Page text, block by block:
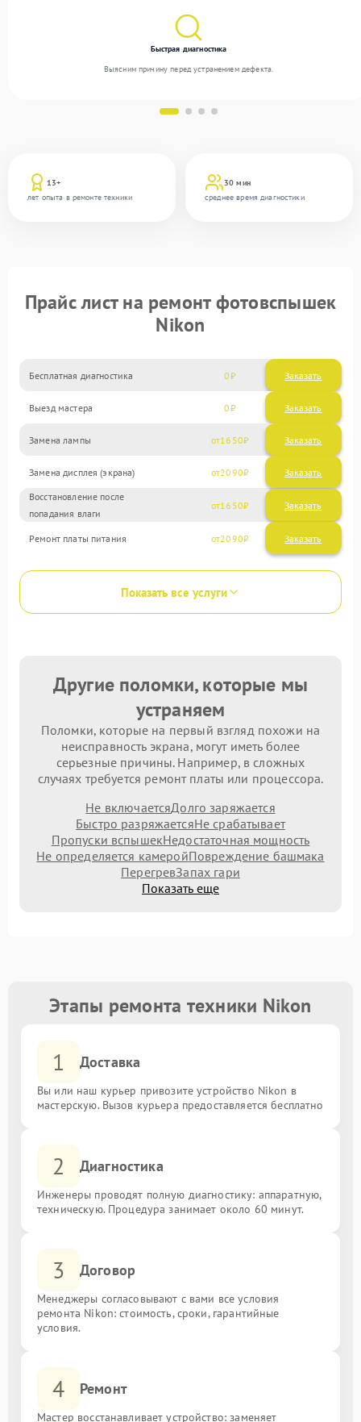
13+
лет опыта в ремонте техники
30 мин
среднее время диагностики
Быстрая диагностика
Выясним причину перед устранением дефекта.
Прайс лист на ремонт фотовспышек
Nikon
Бесплатная диагностика 0 Заказать
Выезд мастера 0 Заказать
Замена лампы 1650
Замена дисплея (экрана) 2090
Восстановление после
попадания влаги
1650
Ремонт платы питания 2090
Показать все услуги
Другие поломки, которые мы
устраняем
Поломки, которые на первый взгляд похожи на
неисправность экрана, могут иметь более
серьезные причины. Например, в сложных
случаях требуется ремонт платы или процессора.
Не включаетсяДолго заряжается
Быстро разряжаетсяНе срабатывает
Пропуски вспышекНедостаточная мощность
Не определяется камеройПовреждение башмака
ПерегревЗапах гари
Показать еще
Этапы ремонта техники Nikon
1 Доставка
Вы или наш курьер привозите устройство Nikon в
мастерскую. Вызов курьера предоставляется бесплатно
2 Диагностика
Инженеры проводят полную диагностику: аппаратную,
техническую. Процедура занимает около 60 минут.
3 Договор
Менеджеры согласовывают с вами все условия
ремонта Nikon: стоимость, сроки, гарантийные
условия.
4 Ремонт
Мастер восстанавливает устройство: заменяет